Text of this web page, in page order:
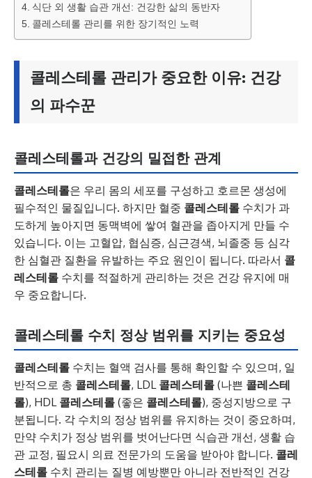
식단 외 생활 습관 개선: 건강한 삶의 동반자
콜레스테롤 관리를 위한 장기적인 노력
콜레스테롤 관리가 중요한 이유: 건강
의 파수꾼
콜레스테롤과 건강의 밀접한 관계
콜레스테롤은 우리 몸의 세포를 구성하고 호르몬 생성에
필수적인 물질입니다. 하지만 혈중 콜레스테롤 수치가 과
도하게 높아지면 동맥벽에 쌓여 혈관을 좁아지게 만들 수
있습니다. 이는 고혈압, 협심증, 심근경색, 뇌졸중 등 심각
한 심혈관 질환을 유발하는 주요 원인이 됩니다. 따라서 콜
레스테롤 수치를 적절하게 관리하는 것은 건강 유지에 매
우 중요합니다.
콜레스테롤 수치 정상 범위를 지키는 중요성
콜레스테롤 수치는 혈액 검사를 통해 확인할 수 있으며, 일
반적으로 총 콜레스테롤, LDL 콜레스테롤 (나쁜 콜레스테
롤), HDL 콜레스테롤 (좋은 콜레스테롤), 중성지방으로 구
분됩니다. 각 수치의 정상 범위를 유지하는 것이 중요하며,
만약 수치가 정상 범위를 벗어난다면 식습관 개선, 생활 습
관 교정, 필요시 의료 전문가의 도움을 받아야 합니다. 콜레
스테롤 수치 관리는 질병 예방뿐만 아니라 전반적인 건강